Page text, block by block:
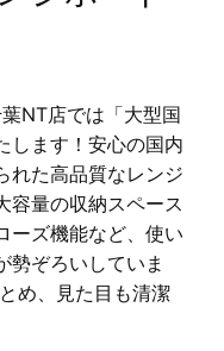
NT店では「大型国
します！安心の国内
れた高品質なレンジ
容量の収納スペース
ーズ機能など、使い
勢ぞろいしていま
め、見た目も清潔